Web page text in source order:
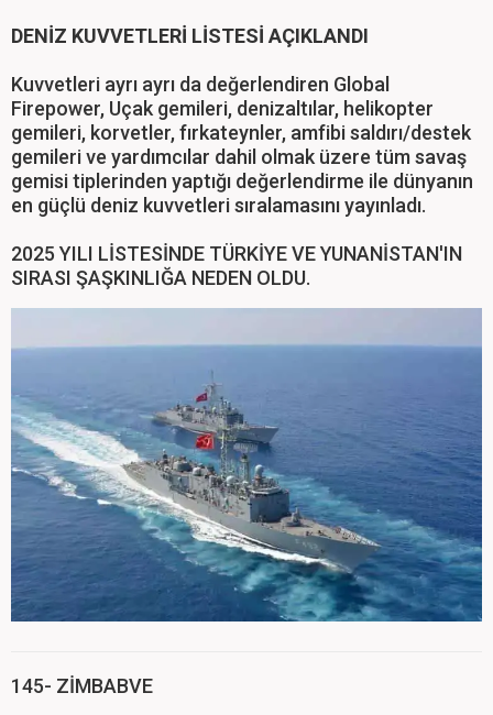
DENİZ KUVVETLERİ LİSTESİ AÇIKLANDI
Kuvvetleri ayrı ayrı da değerlendiren Global
Firepower, Uçak gemileri, denizaltılar, helikopter
gemileri, korvetler, fırkateynler, amfibi saldırı/destek
gemileri ve yardımcılar dahil olmak üzere tüm savaş
gemisi tiplerinden yaptığı değerlendirme ile dünyanın
en güçlü deniz kuvvetleri sıralamasını yayınladı.
2025 YILI LİSTESİNDE TÜRKİYE VE YUNANİSTAN'IN
SIRASI ŞAŞKINLIĞA NEDEN OLDU.
145- ZİMBABVE